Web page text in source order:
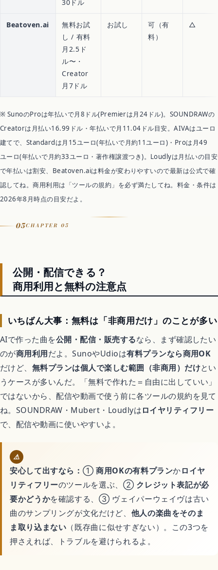
30ドル
Beatoven.ai
無料お試
し / 有料
月2.5ド
ル〜・
Creator
月7ドル
お試し
可（有
料）
△
※ SunoのProは年払いで月8ドル(Premierは月24ドル)。SOUNDRAWの
Creatorは月払い16.99ドル・年払いで月11.04ドル目安。AIVAはユーロ
建てで、Standardは月15ユーロ(年払いで月約11ユーロ)・Proは月49
ユーロ(年払いで月約33ユーロ・著作権譲渡つき)。Loudlyは月払いの目安
で年払いは割安、Beatoven.aiは料金が変わりやすいので最新は公式で確
認してね。商用利用は「ツールの規約」を必ず満たしてね。料金・条件は
2026年8月時点の目安だよ。
05CHAPTER 05
公開・配信できる？
商用利用と無料の注意点
いちばん大事：無料は「非商用だけ」のことが多い
AIで作った曲を公開・配信・販売するなら、まず確認したい
のが商用利用だよ。SunoやUdioは有料プランなら商用OK
だけど、 無料プランは個人で楽しむ範囲（非商用）だけとい
うケースが多いんだ。「無料で作れた＝自由に出していい」
ではないから、配信や動画で使う前に各ツールの規約を見て
ね。SOUNDRAW・Mubert・Loudlyはロイヤリティフリー
で、配信や動画に使いやすいよ。
⚠️
安心して出すなら： ①商用OKの有料プランかロイヤ
リティフリーのツールを選ぶ、② クレジット表記が必
要かどうかを確認する、③ ヴェイパーウェイヴは古い
曲のサンプリングが文化だけど、 他人の楽曲をそのま
ま取り込まない （既存曲に似せすぎない）。この3つを
押さえれば、トラブルを避けられるよ。